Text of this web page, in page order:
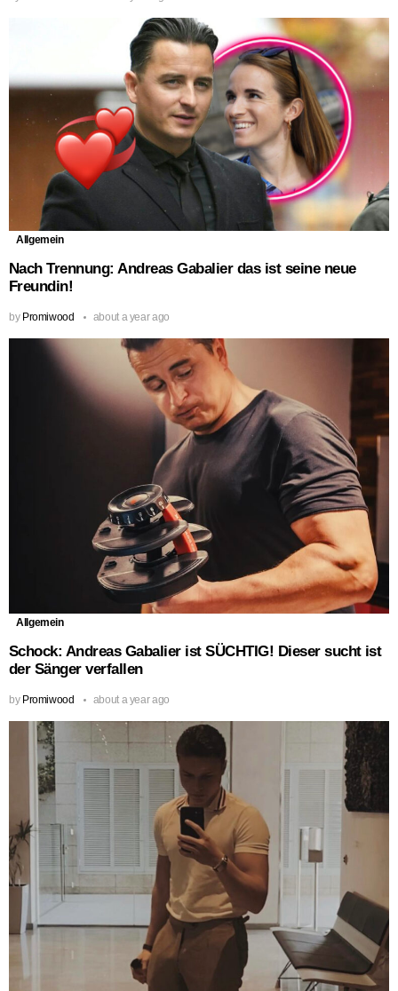
Allgemein
Nach Trennung: Andreas Gabalier das ist seine neue
Freundin!
by Promiwood about a year ago
Allgemein
Schock: Andreas Gabalier ist SÜCHTIG! Dieser sucht ist
der Sänger verfallen
by Promiwood about a year ago